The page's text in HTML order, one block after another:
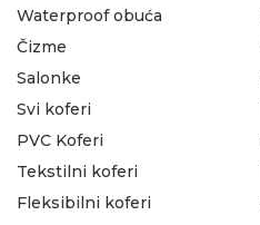
Waterproof obuća
Čizme
Salonke
Svi koferi
PVC Koferi
Tekstilni koferi
Fleksibilni koferi